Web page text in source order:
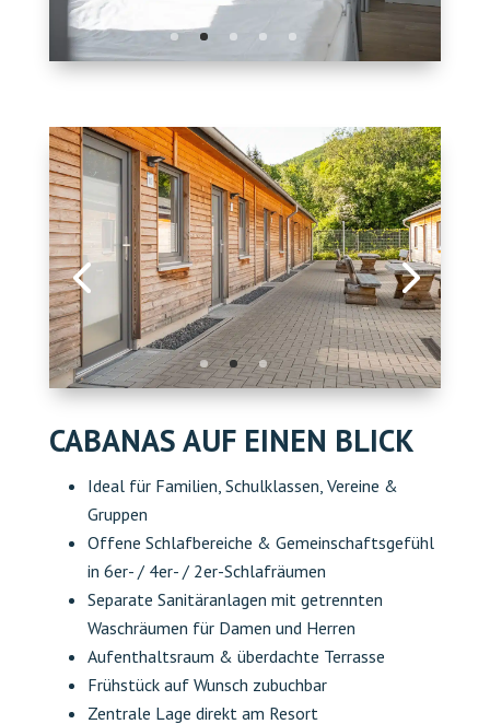
CABANAS AUF EINEN BLICK
Ideal für Familien, Schulklassen, Vereine &
Offene Schlafbereiche & Gemeinschaftsgefühl
6er- / 4er- / 2er-Schlafräumen
Waschräumen für Damen und Herren
Aufenthaltsraum & überdachte Terrasse
Die Cabanas sind genau richtig, wenn du eine